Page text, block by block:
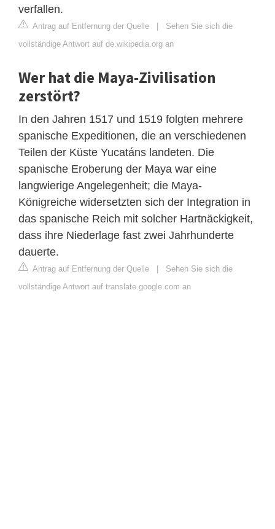
verfallen.
Antrag auf Entfernung der Quelle
Sehen Sie sich die
vollständige Antwort auf de.wikipedia.org an
Wer hat die Maya-Zivilisation
zerstört?
In den Jahren 1517 und 1519 folgten mehrere
spanische Expeditionen, die an verschiedenen
Teilen der Küste Yucatáns landeten. Die
spanische Eroberung der Maya war eine
langwierige Angelegenheit; die Maya-
Königreiche widersetzten sich der Integration in
das spanische Reich mit solcher Hartnäckigkeit,
dass ihre Niederlage fast zwei Jahrhunderte
dauerte.
Antrag auf Entfernung der Quelle
Sehen Sie sich die
vollständige Antwort auf translate.google.com an